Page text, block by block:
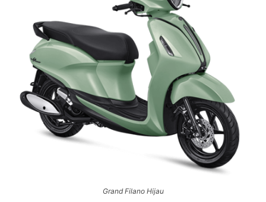
Grand Filano Hijau